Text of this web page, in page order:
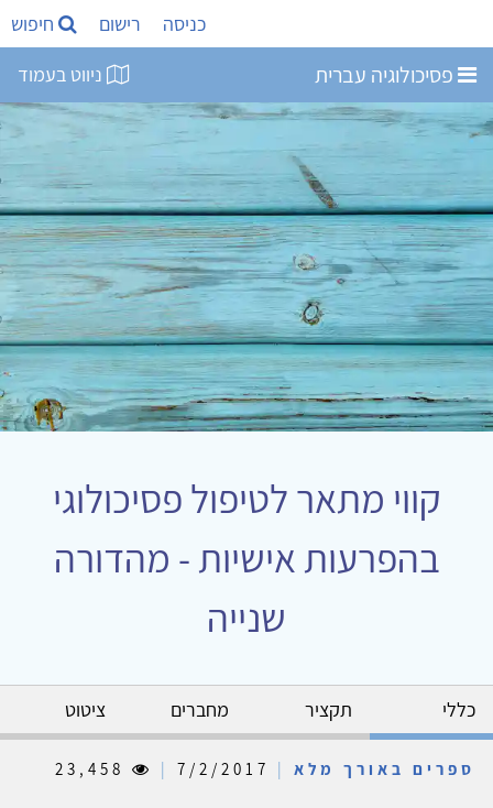
כניסה רישום חיפוש
פסיכולוגיה עברית ניווט בעמוד
קווי מתאר לטיפול פסיכולוגי
בהפרעות אישיות - מהדורה
שנייה
כללי תקציר מחברים ציטוט
ספרים באורך מלא |
|